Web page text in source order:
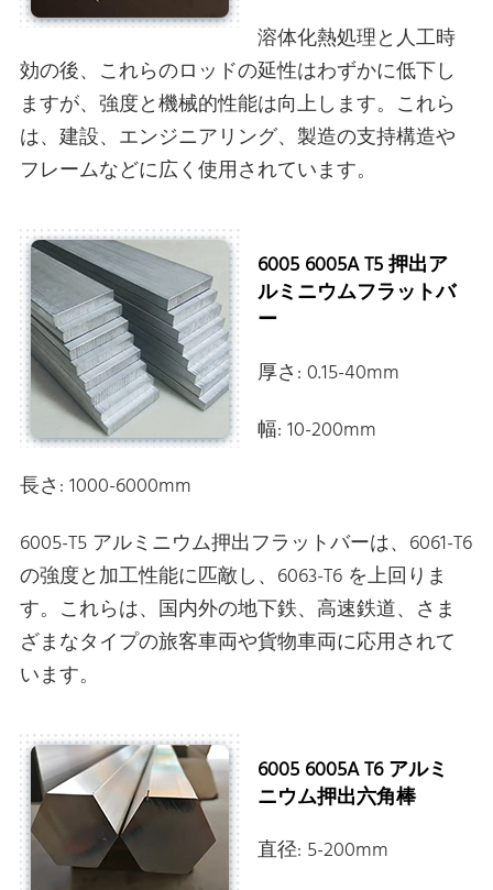
溶体化熱処理と人工時
効の後、これらのロッドの延性はわずかに低下し
ますが、強度と機械的性能は向上します。これら
は、建設、エンジニアリング、製造の支持構造や
フレームなどに広く使用されています。
6005 6005A T5 押出ア
ルミニウムフラットバ
ー
厚さ: 0.15-40mm
幅: 10-200mm
長さ: 1000-6000mm
6005-T5 アルミニウム押出フラットバーは、6061-T6
の強度と加工性能に匹敵し、6063-T6 を上回りま
す。これらは、国内外の地下鉄、高速鉄道、さま
ざまなタイプの旅客車両や貨物車両に応用されて
います。
6005 6005A T6 アルミ
ニウム押出六角棒
直径: 5-200mm